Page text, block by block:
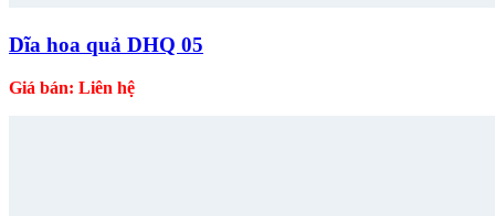
Dĩa hoa quả DHQ 05
Giá bán: Liên hệ